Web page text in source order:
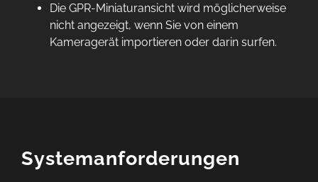
Die GPR-Miniaturansicht wird möglicherweise
nicht angezeigt, wenn Sie von einem
Kameragerät importieren oder darin surfen.
Systemanforderungen